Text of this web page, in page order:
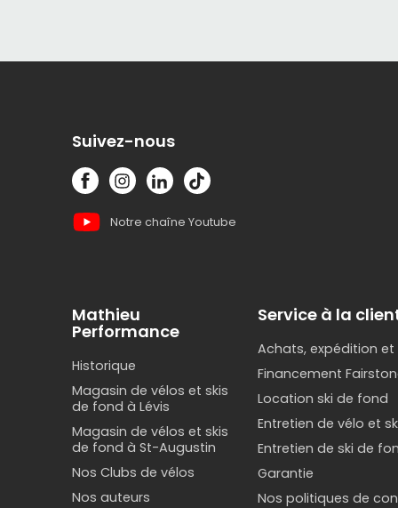
Suivez-nous
Notre chaîne Youtube
Mathieu
Performance
Historique
Magasin de vélos et skis
de fond à Lévis
Magasin de vélos et skis
de fond à St-Augustin
Nos Clubs de vélos
Nos auteurs
Service à la
Achats, expédition et
Financement
Location ski de fond
Entretien de vélo et
Entretien de ski de
Garantie
Nos politiques de